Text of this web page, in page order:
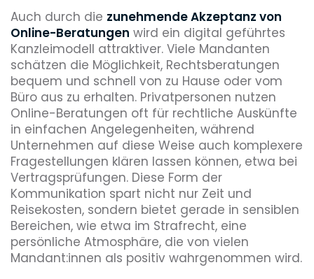
Auch durch die zunehmende Akzeptanz von
Online-Beratungen wird ein digital geführtes
Kanzleimodell attraktiver. Viele Mandanten
schätzen die Möglichkeit, Rechtsberatungen
bequem und schnell von zu Hause oder vom
Büro aus zu erhalten. Privatpersonen nutzen
Online-Beratungen oft für rechtliche Auskünfte
in einfachen Angelegenheiten, während
Unternehmen auf diese Weise auch komplexere
Fragestellungen klären lassen können, etwa bei
Vertragsprüfungen. Diese Form der
Kommunikation spart nicht nur Zeit und
Reisekosten, sondern bietet gerade in sensiblen
Bereichen, wie etwa im Strafrecht, eine
persönliche Atmosphäre, die von vielen
Mandant:innen als positiv wahrgenommen wird.